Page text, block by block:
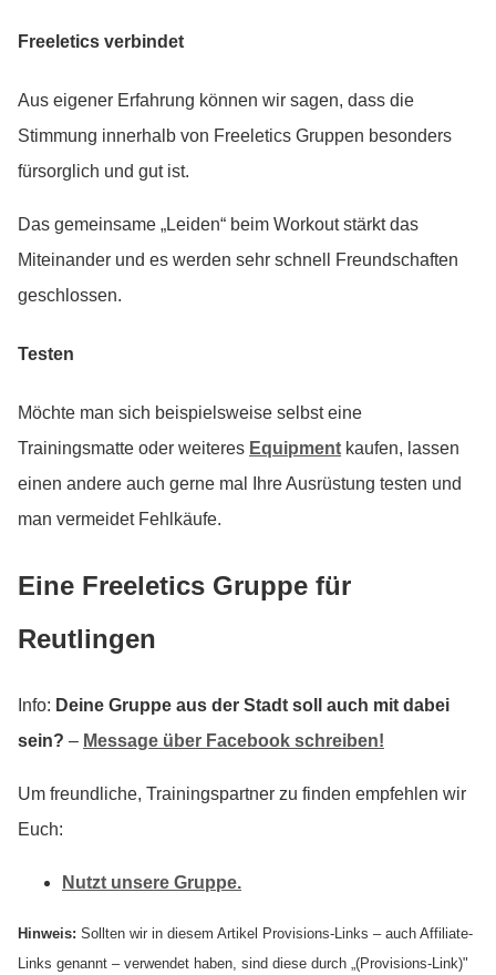
Freeletics verbindet
Aus eigener Erfahrung können wir sagen, dass die
Stimmung innerhalb von Freeletics Gruppen besonders
fürsorglich und gut ist.
Das gemeinsame „Leiden“ beim Workout stärkt das
Miteinander und es werden sehr schnell Freundschaften
geschlossen.
Testen
Möchte man sich beispielsweise selbst eine
Trainingsmatte oder weiteres Equipment kaufen, lassen
einen andere auch gerne mal Ihre Ausrüstung testen und
man vermeidet Fehlkäufe.
Eine Freeletics Gruppe für
Reutlingen
Info: Deine Gruppe aus der Stadt soll auch mit dabei
sein? – Message über Facebook schreiben!
Um freundliche, Trainingspartner zu finden empfehlen wir
Euch:
Nutzt unsere Gruppe.
Hinweis: Sollten wir in diesem Artikel Provisions-Links – auch Affiliate-
Links genannt – verwendet haben, sind diese durch „(Provisions-Link)"